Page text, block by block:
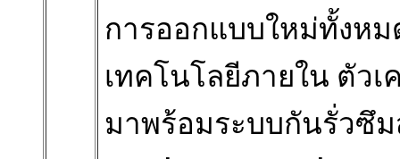
การออกแบบใหม่ทั้งห
เทคโนโลยีภายใน ตัวเ
มาพร้อมระบบกันรั่วซึ